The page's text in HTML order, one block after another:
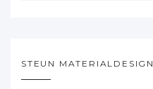
STEUN MATERIALDESIGN